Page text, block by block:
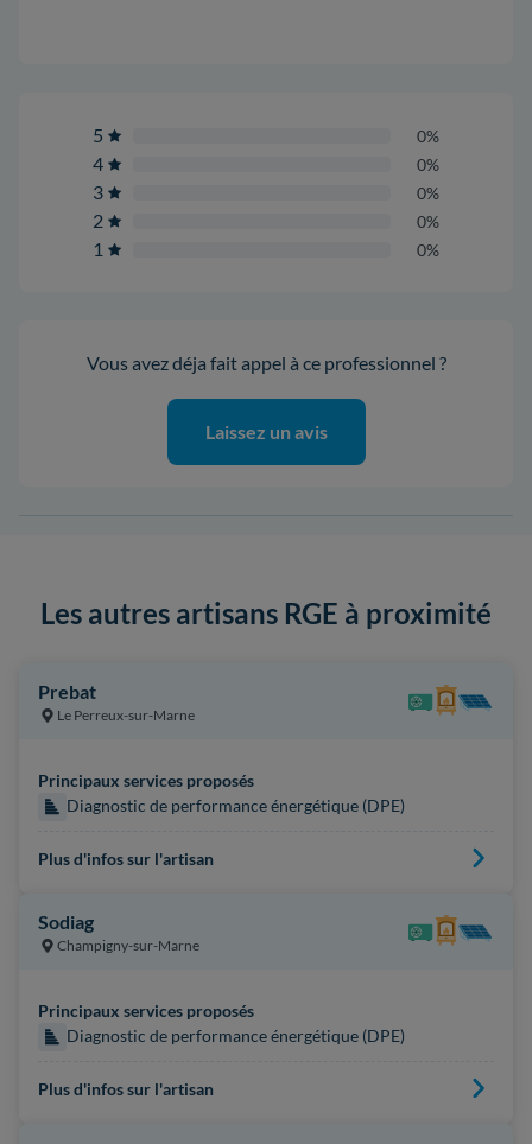
5 0%
4 0%
3 0%
2 0%
1 0%
Vous avez déja fait appel à ce professionnel ?
Laissez un avis
Les autres artisans RGE à proximité
Prebat
Le Perreux-sur-Marne
Principaux services proposés
Diagnostic de performance énergétique (DPE)
Plus d'infos sur l'artisan
Sodiag
Champigny-sur-Marne
Principaux services proposés
Diagnostic de performance énergétique (DPE)
Plus d'infos sur l'artisan